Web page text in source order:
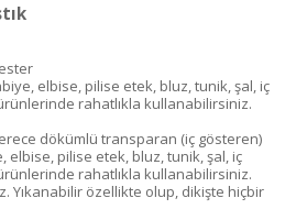
elbise, pilise etek, bluz, tunik, şal, iç
rahatlıkla kullanabilirsiniz.
dökümlü transparan (iç gösteren)
elbise, pilise etek, bluz, tunik, şal, iç
rahatlıkla kullanabilirsiniz.
Yıkanabilir özellikte olup, dikişte hiçbir